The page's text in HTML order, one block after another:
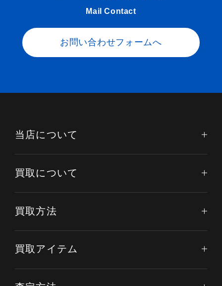
Mail Contact
お問い合わせフォームへ
当店について
買取について
買取方法
買取アイテム